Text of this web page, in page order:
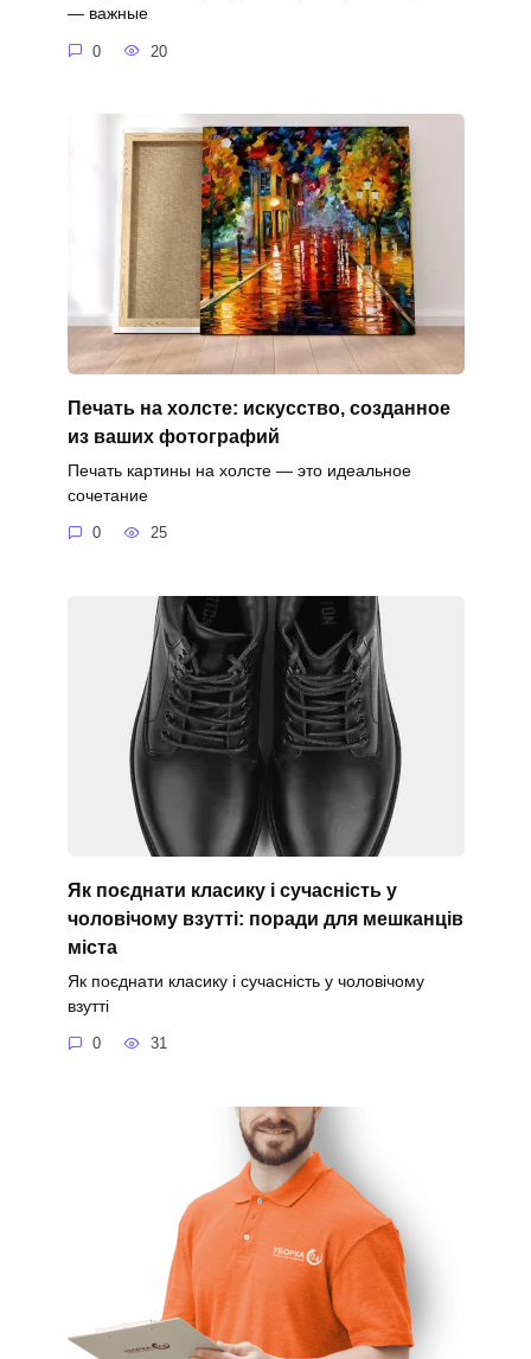
— важные
0 20
Печать на холсте: искусство, созданное
из ваших фотографий
Печать картины на холсте — это идеальное
сочетание
0 25
Як поєднати класику і сучасність у
чоловічому взутті: поради для мешканців
міста
Як поєднати класику і сучасність у чоловічому
взутті
0 31